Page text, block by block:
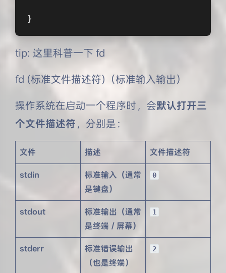
}
tip: 这里科普一下 fd
fd (标准文件描述符)（标准输入输出）
操作系统在启动一个程序时，会默认打开三
个文件描述符 ，分别是：
文件 描述 文件描述符
stdin
标准输入（通常
是键盘）
0
stdout
标准输出（通常
是终端 / 屏幕）
1
stderr
标准错误输出
（也是终端）
2